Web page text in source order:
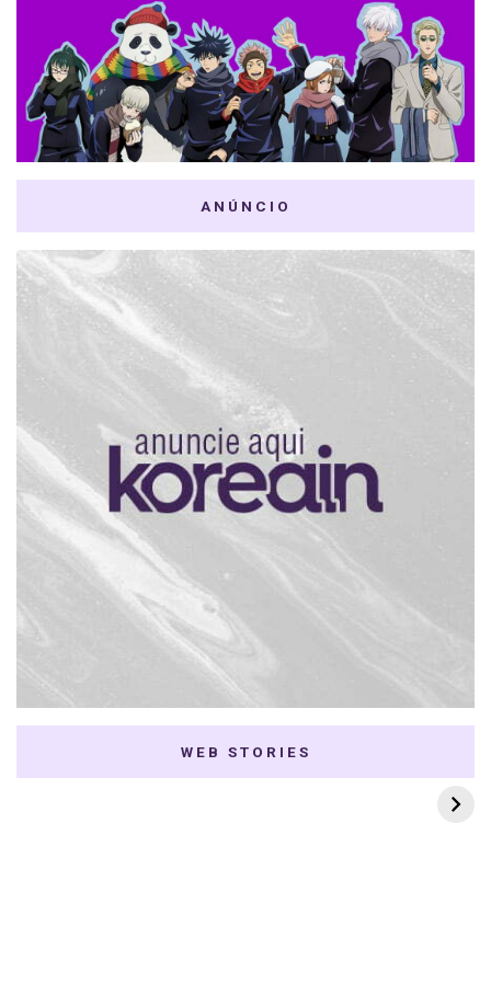
ANÚNCIO
WEB STORIES
7 K-dramas Enemies
to Lovers
Thai Dramas com
First e Khaotung